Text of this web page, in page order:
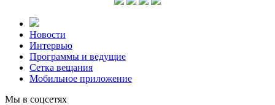
Новости
Интервью
Программы и ведущие
Сетка вещания
Мобильное приложение
Мы в соцсетях